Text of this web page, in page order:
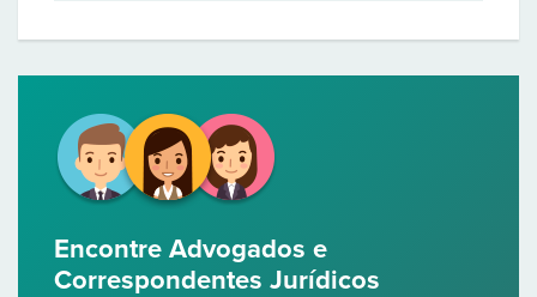
Encontre Advogados e
Correspondentes Jurídicos